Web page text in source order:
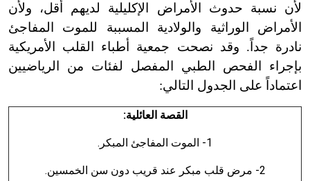
لأن نسبة حدوث الأمراض الإكليلية لديهم أقل، ولأن
الأمراض الوراثية والولادية المسببة للموت المفاجئ
نادرة جداً. وقد نصحت جمعية أطباء القلب الأمريكية
بإجراء الفحص الطبي المفصل لفئات من الرياضيين
اعتماداً على الجدول التالي:
القصة العائلية:
1- الموت المفاجئ المبكر.
2- مرض قلب مبكر عند قريب دون سن الخمسين.